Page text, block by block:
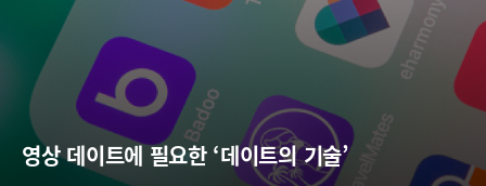
영상 데이트에 필요한 ‘데이트의 기술’